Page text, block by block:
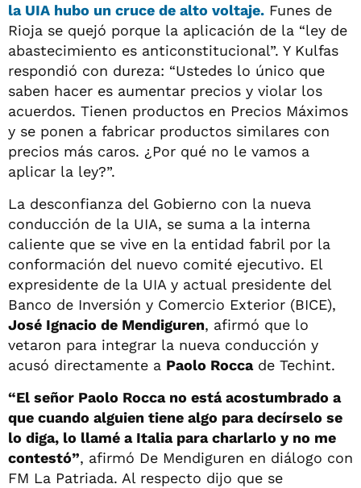
la UIA hubo un cruce de alto voltaje. Funes de
Rioja se quejó porque la aplicación de la “ley de
abastecimiento es anticonstitucional”. Y Kulfas
respondió con dureza: “Ustedes lo único que
saben hacer es aumentar precios y violar los
acuerdos. Tienen productos en Precios Máximos
y se ponen a fabricar productos similares con
precios más caros. ¿Por qué no le vamos a
aplicar la ley?”.
La desconfianza del Gobierno con la nueva
conducción de la UIA, se suma a la interna
caliente que se vive en la entidad fabril por la
conformación del nuevo comité ejecutivo. El
expresidente de la UIA y actual presidente del
Banco de Inversión y Comercio Exterior (BICE),
José Ignacio de Mendiguren, afirmó que lo
vetaron para integrar la nueva conducción y
acusó directamente a Paolo Roccade Techint.
“El señor Paolo Rocca no está acostumbrado a
que cuando alguien tiene algo para decírselo se
lo diga, lo llamé a Italia para charlarlo y no me
contestó”, afirmó De Mendiguren en diálogo con
FM La Patriada. Al respecto dijo que se